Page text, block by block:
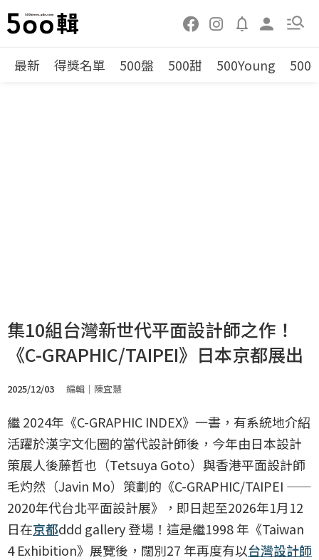
最新 得獎名單 500盤 500甜 500Young 500
集10組台灣新世代平面設計師之作！
《C-GRAPHIC/TAIPEI》日本京都展出
2025/12/03 編輯｜陳宜慧
繼 2024年《C-GRAPHIC INDEX》一書，有系統地介紹
活躍於漢字文化圈的當代設計師後，今年由日本設計
策展人後藤哲也（Tetsuya Goto）與香港平面設計師
毛灼然（Javin Mo）策劃的《C-GRAPHIC/TAIPEI ——
2020年代台北平面設計展》，即日起至2026年1月12
日在京都ddd gallery 登場！這是繼1998 年《Taiwan
4 Exhibition》展覽後，闊別27 年再度有以台灣設計師